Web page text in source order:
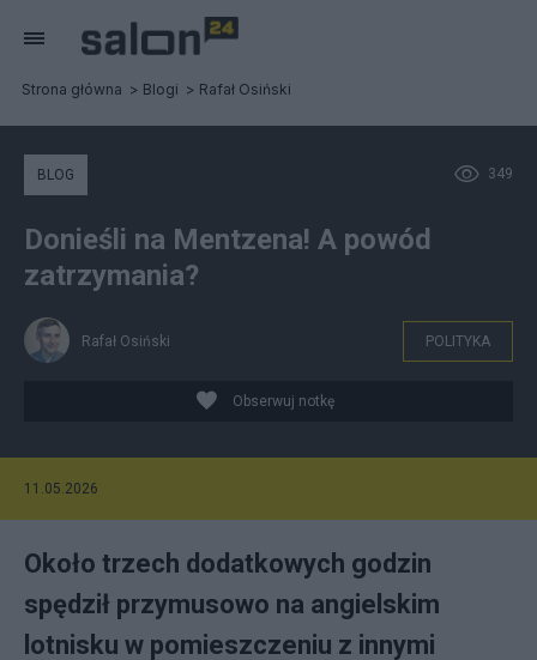
Strona główna Blogi Rafał Osiński
349
BLOG
Donieśli na Mentzena! A powód
zatrzymania?
Rafał Osiński POLITYKA
Obserwuj notkę
11.05.2026
Około trzech dodatkowych godzin
spędził przymusowo na angielskim
lotnisku w pomieszczeniu z innymi